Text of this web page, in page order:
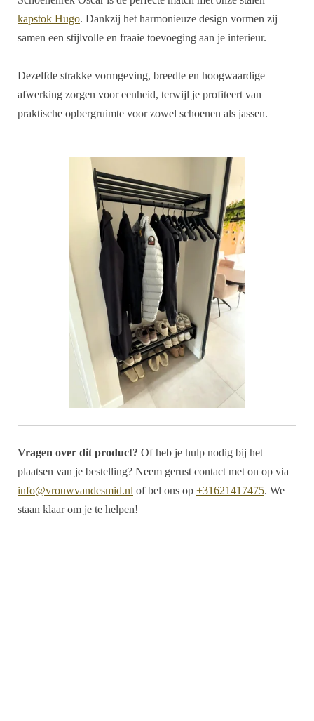
kapstok Hugo. Dankzij het harmonieuze design vormen zij
samen een stijlvolle en fraaie toevoeging aan je interieur.
Dezelfde strakke vormgeving, breedte en hoogwaardige
afwerking zorgen voor eenheid, terwijl je profiteert van
praktische opbergruimte voor zowel schoenen als jassen.
Vragen over dit product? Of heb je hulp nodig bij het
plaatsen van je bestelling? Neem gerust contact met on op via
info@vrouwvandesmid.nl of bel ons op +31621417475. We
staan klaar om je te helpen!